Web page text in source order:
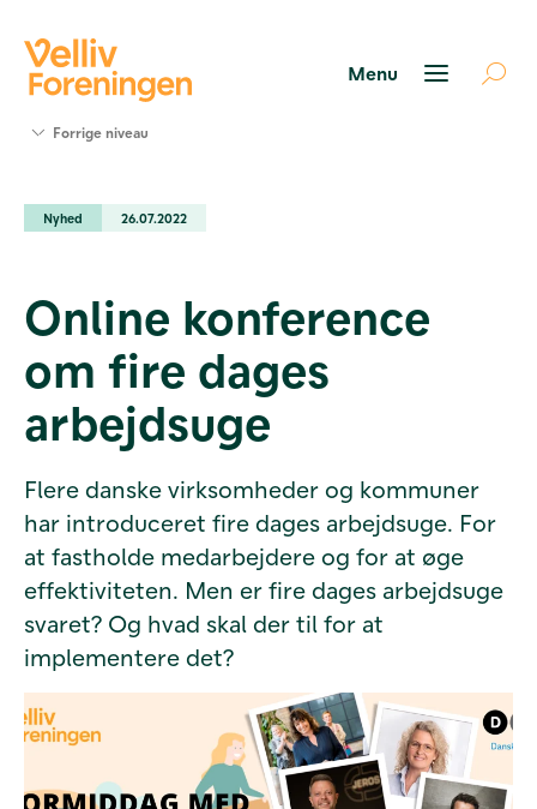
Værktøjer
Foreningen
Kontakt
os
Forrige niveau
Nyhed 26.07.2022
Online konference
om fire dages
arbejdsuge
Flere danske virksomheder og kommuner
har introduceret fire dages arbejdsuge. For
at fastholde medarbejdere og for at øge
effektiviteten. Men er fire dages arbejdsuge
svaret? Og hvad skal der til for at
implementere det?